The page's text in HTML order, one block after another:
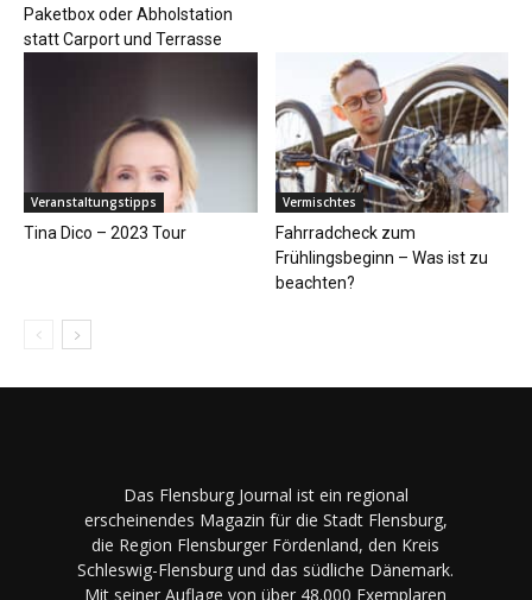
Paketbox oder Abholstation
statt Carport und Terrasse
Veranstaltungstipps
Tina Dico – 2023 Tour
Vermischtes
Fahrradcheck zum
Frühlingsbeginn – Was ist zu
beachten?
Das Flensburg Journal ist ein regional
erscheinendes Magazin für die Stadt Flensburg,
die Region Flensburger Fördenland, den Kreis
Schleswig-Flensburg und das südliche Dänemark.
Mit seiner Auflage von über 48.000 Exemplaren